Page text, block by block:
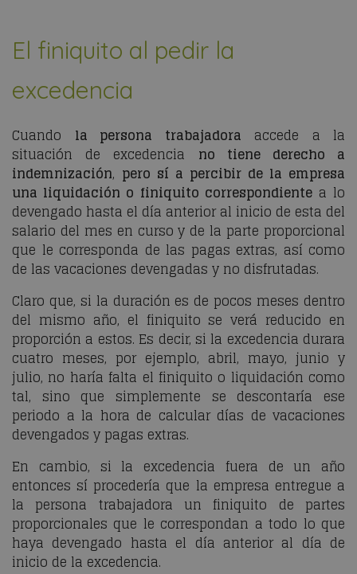
El finiquito al pedir la
excedencia
Cuando la persona trabajadora accede a la
situación de excedencia no tiene derecho a
indemnización, pero sí a percibir de la empresa
una liquidación o finiquito correspondientea lo
devengado hasta el día anterior al inicio de esta del
salario del mes en curso y de la parte proporcional
que le corresponda de las pagas extras, así como
de las vacaciones devengadas y no disfrutadas.
Claro que, si la duración es de pocos meses dentro
del mismo año, el finiquito se verá reducido en
proporción a estos. Es decir, si la excedencia durara
cuatro meses, por ejemplo, abril, mayo, junio y
julio, no haría falta el finiquito o liquidación como
tal, sino que simplemente se descontaría ese
periodo a la hora de calcular días de vacaciones
devengados y pagas extras.
En cambio, si la excedencia fuera de un año
entonces sí procedería que la empresa entregue a
la persona trabajadora un finiquito de partes
proporcionales que le correspondan a todo lo que
haya devengado hasta el día anterior al día de
inicio de la excedencia.